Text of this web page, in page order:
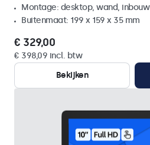
Montage: desktop, wand, inbouw
Buitenmaat: 199 x 159 x 35 mm
€ 329,00
€ 398,09 incl. btw
Bekijken